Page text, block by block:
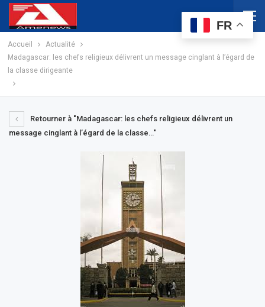
Accueil
Actualité
Madagascar: les chefs religieux délivrent un message cinglant à l’égard de
la classe dirigeante
Retourner à "Madagascar: les chefs religieux délivrent un
message cinglant à l’égard de la classe…"
FR